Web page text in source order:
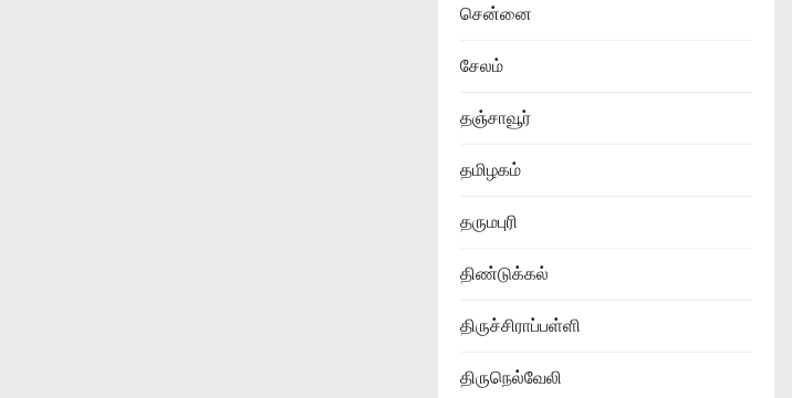
சென்னை
சேலம்
தஞ்சாவூர்
தமிழகம்
தருமபுரி
திண்டுக்கல்
திருச்சிராப்பள்ளி
திருநெல்வேலி